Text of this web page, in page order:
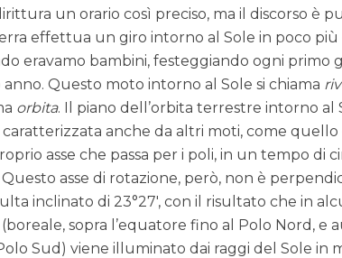
un orario così preciso, ma il discorso è
effettua un giro intorno al Sole in poco più
eravamo bambini, festeggiando ogni primo
anno. Questo moto intorno al Sole si chiama
orbita. Il piano dell’orbita terrestre intorno al
caratterizzata anche da altri moti, come quello
asse che passa per i poli, in un tempo di
asse di rotazione, però, non è
inclinato di 23°27′, con il risultato che in
sopra l’equatore fino al Polo Nord, e
Sud) viene illuminato dai raggi del Sole in